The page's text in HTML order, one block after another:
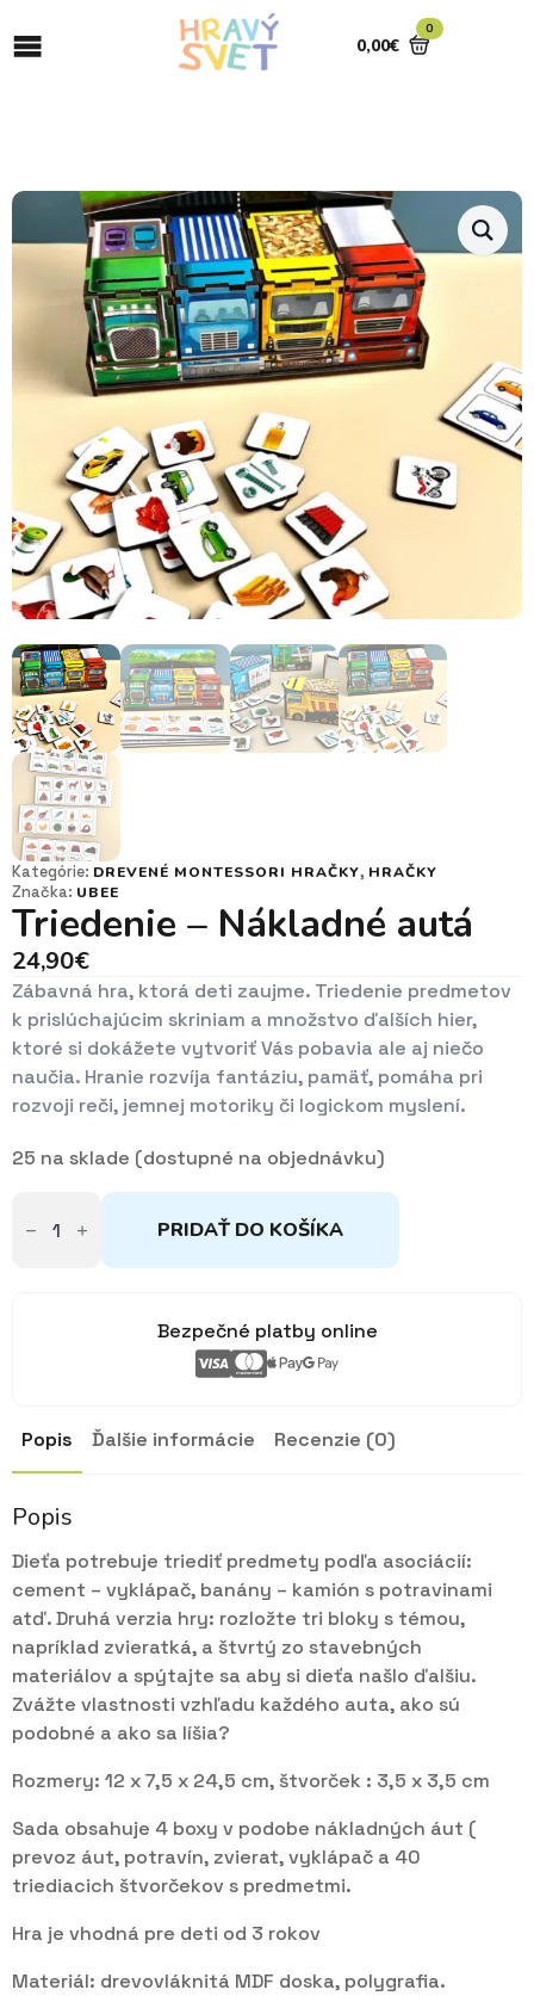
0,00€
0
Kategórie: DREVENÉ MONTESSORI HRAČKY, HRAČKY
Značka: UBEE
Triedenie – Nákladné autá
24,90€
Zábavná hra, ktorá deti zaujme. Triedenie predmetov
k prislúchajúcim skriniam a množstvo ďalších hier,
ktoré si dokážete vytvoriť Vás pobavia ale aj niečo
naučia. Hranie rozvíja fantáziu, pamäť, pomáha pri
rozvoji reči, jemnej motoriky či logickom myslení.
25 na sklade (dostupné na objednávku)
množstvo
Triedenie PRIDAŤ DO KOŠÍKA
Bezpečné platby online
Popis Ďalšie informácie Recenzie (0)
Popis
Dieťa potrebuje triediť predmety podľa asociácií:
cement – vyklápač, banány – kamión s potravinami
atď. Druhá verzia hry: rozložte tri bloky s témou,
napríklad zvieratká, a štvrtý zo stavebných
materiálov a spýtajte sa aby si dieťa našlo ďalšiu.
Zvážte vlastnosti vzhľadu každého auta, ako sú
podobné a ako sa líšia?
Rozmery: 12 x 7,5 x 24,5 cm, štvorček : 3,5 x 3,5 cm
Sada obsahuje 4 boxy v podobe nákladných áut (
prevoz áut, potravín, zvierat, vyklápač a 40
triediacich štvorčekov s predmetmi.
Hra je vhodná pre deti od 3 rokov
Materiál: drevovláknitá MDF doska, polygrafia.